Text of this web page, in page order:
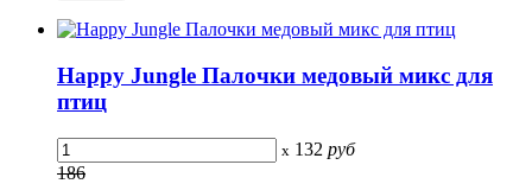
Happy Jungle Палочки медовый микс для
птиц
x 132 руб
186